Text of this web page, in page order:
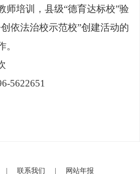
师培训，县级“德育达标校”验
依法治校示范校”创建活动的
5622651
联系我们 网站年报